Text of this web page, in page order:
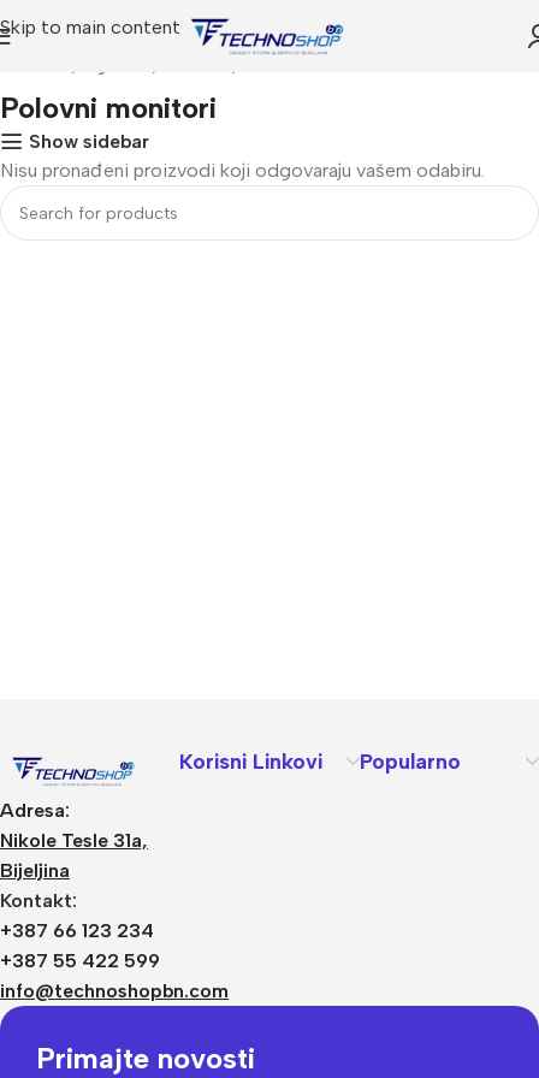
Skip to main content
Polovni monitori
Show sidebar
Nisu pronađeni proizvodi koji odgovaraju vašem odabiru.
Adresa:
Nikole Tesle 31a,
Bijeljina
Kontakt:
+387 66 123 234
+387 55 422 599
info@technoshopbn.com
Korisni Linkovi Popularno
Primajte novosti